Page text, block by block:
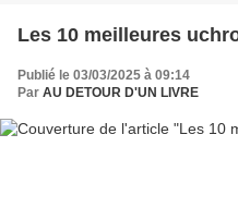
Les 10 meilleures
Publié le 03/03/2025 à 09:14
Par AU DETOUR D'UN LIVRE